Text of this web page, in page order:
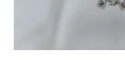
No hay